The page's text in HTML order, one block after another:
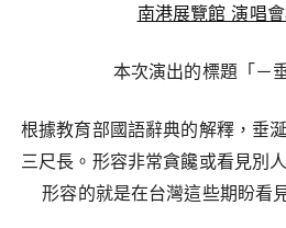
南港展覽館 演唱
本次演出的標題「－
根據教育部國語辭典的解釋，垂
三尺長。形容非常貪饞或看見別
形容的就是在台灣這些期盼看